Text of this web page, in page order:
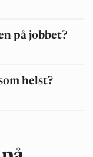
på jobbet?
helst?